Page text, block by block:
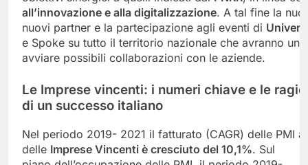
all’innovazione e alla digitalizzazione. A tal fine la
nuovi partner e la partecipazione agli eventi di
e Spoke su tutto il territorio nazionale che avranno
avviare possibili collaborazioni con le aziende.
Le Imprese vincenti: i numeri chiave e le
di un successo italiano
Nel periodo 2019- 2021 il fatturato (CAGR) delle PMI
delle Imprese Vincenti è cresciuto del 10,1%. Sul